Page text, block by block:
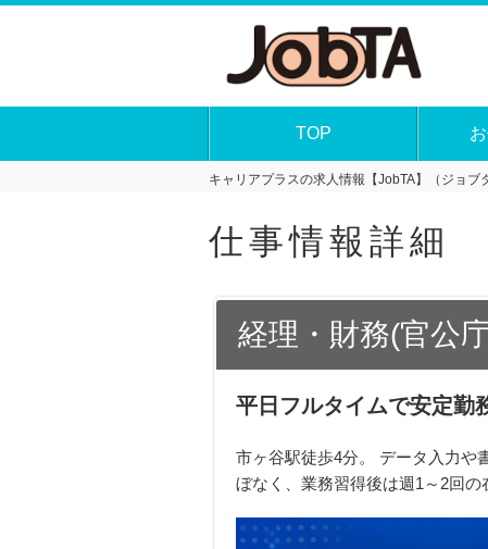
TOP
キャリアプラスの求人情報【JobTA】（ジョブ
仕事情報詳細
経理・財務(官公
平日フルタイムで安定勤
市ヶ谷駅徒歩4分。 データ入力や
ぼなく、業務習得後は週1～2回の